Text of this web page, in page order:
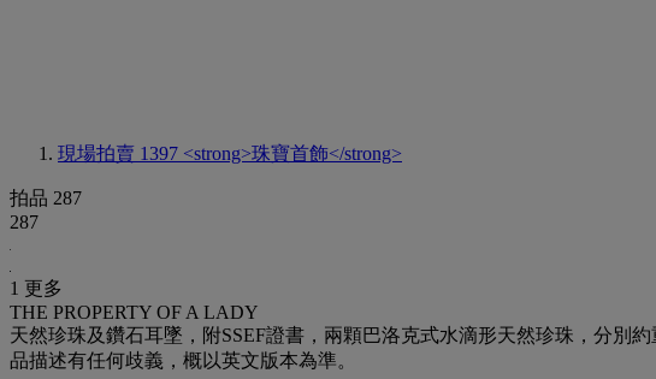
現場拍賣 1397 <strong>珠寶首飾</strong>
拍品 287
287
1 更多
THE PROPERTY OF A LADY
天然珍珠及鑽石耳墜，附SSEF證書，兩顆巴洛克式水滴形天然珍珠，分別
品描述有任何歧義，概以英文版本為準。